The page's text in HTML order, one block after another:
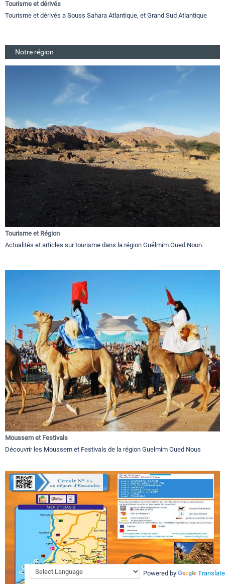
Tourisme et dérivés
Tourisme et dérivés a Souss Sahara Atlantique, et Grand Sud Atlantique
Notre région
Tourisme et Région
Actualités et articles sur tourisme dans la région Guélmim Oued Noun.
Moussem et Festivals
Découvrir les Moussem et Festivals de la région Guelmim Oued Nous
Powered by Translate